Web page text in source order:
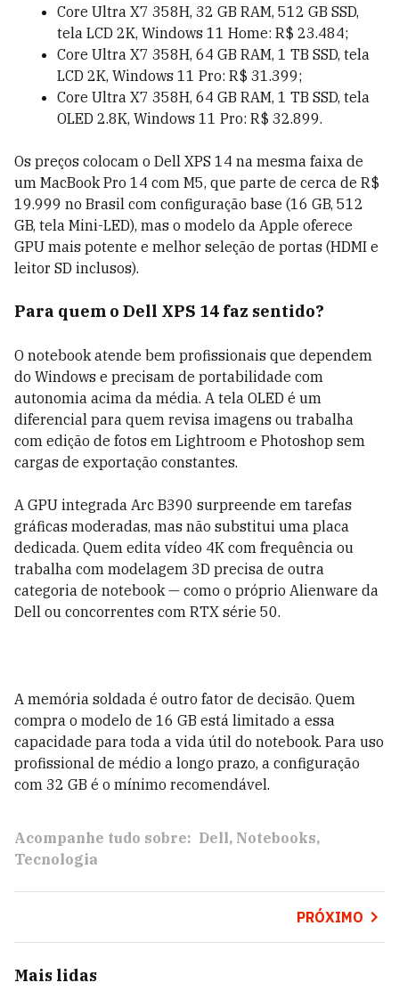
Core Ultra X7 358H, 32 GB RAM, 512 GB SSD,
tela LCD 2K, Windows 11 Home: R$ 23.484;
Core Ultra X7 358H, 64 GB RAM, 1 TB SSD, tela
LCD 2K, Windows 11 Pro: R$ 31.399;
Core Ultra X7 358H, 64 GB RAM, 1 TB SSD, tela
OLED 2.8K, Windows 11 Pro: R$ 32.899.
Os preços colocam o Dell XPS 14 na mesma faixa de
um MacBook Pro 14 com M5, que parte de cerca de R$
19.999 no Brasil com configuração base (16 GB, 512
GB, tela Mini-LED), mas o modelo da Apple oferece
GPU mais potente e melhor seleção de portas (HDMI e
leitor SD inclusos).
Para quem o Dell XPS 14 faz sentido?
O notebook atende bem profissionais que dependem
do Windows e precisam de portabilidade com
autonomia acima da média. A tela OLED é um
diferencial para quem revisa imagens ou trabalha
com edição de fotos em Lightroom e Photoshop sem
cargas de exportação constantes.
A GPU integrada Arc B390 surpreende em tarefas
gráficas moderadas, mas não substitui uma placa
dedicada. Quem edita vídeo 4K com frequência ou
trabalha com modelagem 3D precisa de outra
categoria de notebook — como o próprio Alienware da
Dell ou concorrentes com RTX série 50.
A memória soldada é outro fator de decisão. Quem
compra o modelo de 16 GB está limitado a essa
capacidade para toda a vida útil do notebook. Para uso
profissional de médio a longo prazo, a configuração
com 32 GB é o mínimo recomendável.
Acompanhe tudo sobre: Dell Notebooks
Tecnologia
PRÓXIMO
Mais lidas